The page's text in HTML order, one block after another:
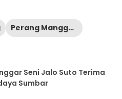
Perang Manggopoh
Seni Jalo Suto Terima
Sumbar